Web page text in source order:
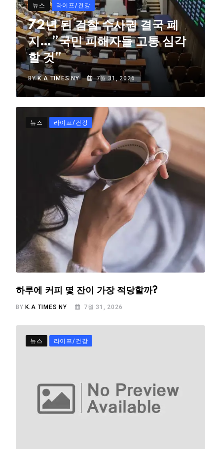
뉴스 라이프/건강
72년 된 검찰 수사권 결국 폐
지…”국민 피해자들 고통 심각
할 것”
BYK.A TIMES NY 7월 31, 2026
뉴스 라이프/건강
하루에 커피 몇 잔이 가장 적당할까?
BYK.A TIMES NY 7월 31, 2026
뉴스 라이프/건강